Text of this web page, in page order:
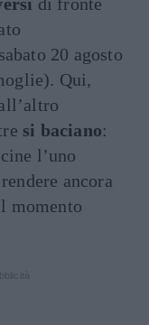
sabato 20 agosto
Qui,
si baciano:
l’uno
ancora
momento